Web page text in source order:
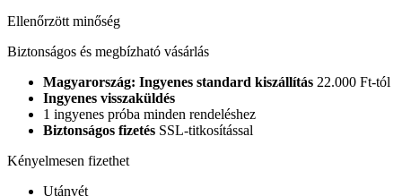
Ellenőrzött minőség
Biztonságos és megbízható vásárlás
Magyarország: Ingyenes standard kiszállítás 22.000 Ft-tól
Ingyenes visszaküldés
1 ingyenes próba minden rendeléshez
Biztonságos fizetés SSL-titkosítással
Kényelmesen fizethet
Utánvét